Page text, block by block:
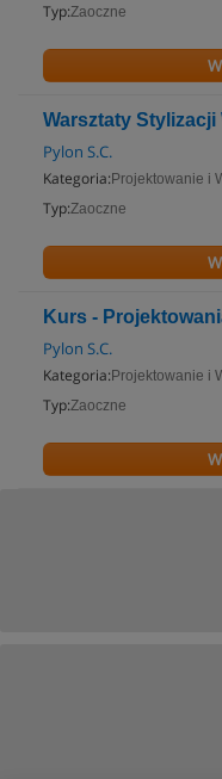
Typ:Zaoczne
Warsztaty
Pylon S.C.
Kategoria: Projektowanie i
Typ:Zaoczne
Kurs -
Pylon S.C.
Kategoria: Projektowanie i
Typ:Zaoczne